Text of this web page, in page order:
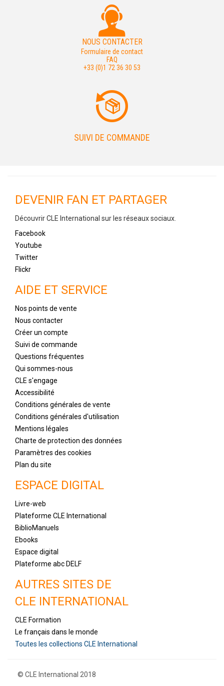
NOUS CONTACTER
Formulaire de contact
FAQ
+33 (0)1 72 36 30 53
SUIVI DE COMMANDE
DEVENIR FAN ET PARTAGER
Découvrir CLE International sur les réseaux sociaux.
Facebook
Youtube
Twitter
Flickr
AIDE ET SERVICE
Nos points de vente
Nous contacter
Créer un compte
Suivi de commande
Questions fréquentes
Qui sommes-nous
CLE s'engage
Accessibilité
Conditions générales de vente
Conditions générales d'utilisation
Mentions légales
Charte de protection des données
Paramètres des cookies
Plan du site
ESPACE DIGITAL
Livre-web
Plateforme CLE International
BiblioManuels
Ebooks
Espace digital
Plateforme abc DELF
AUTRES SITES DE
CLE INTERNATIONAL
CLE Formation
Le français dans le monde
Toutes les collections CLE International
© CLE International 2018